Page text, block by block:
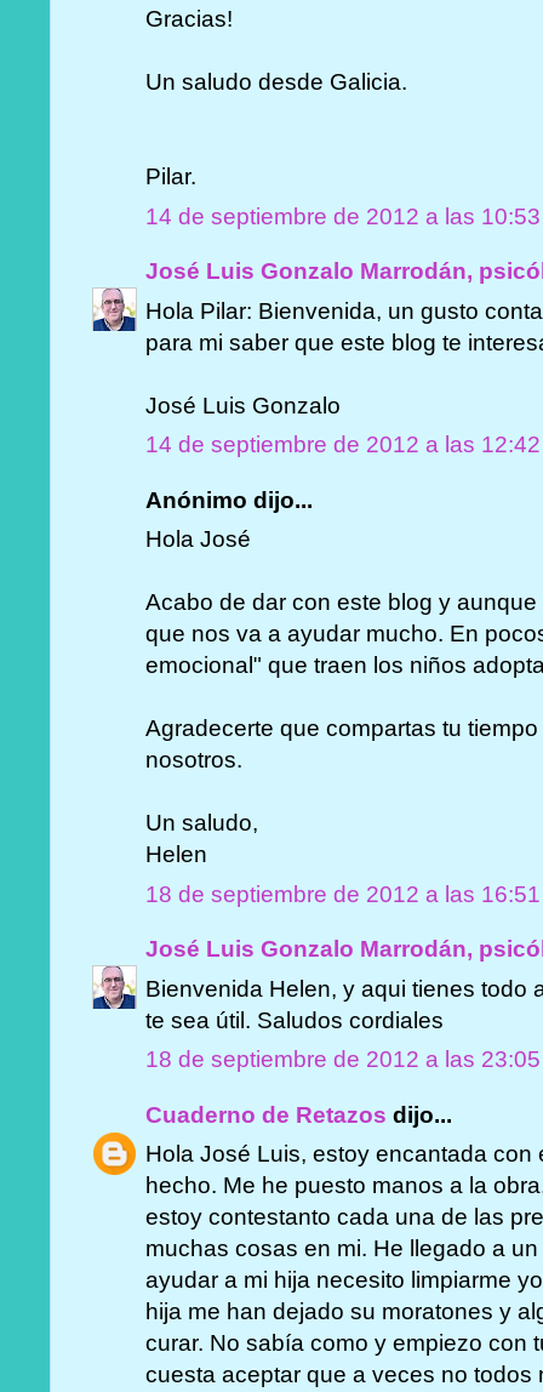
Gracias!
Un saludo desde Galicia.
Pilar.
14 de septiembre de 2012 a las 10:53
José Luis Gonzalo Marrodán,
Hola Pilar: Bienvenida, un gusto
para mi saber que este blog te
José Luis Gonzalo
14 de septiembre de 2012 a las 12:42
Anónimo dijo...
Hola José
Acabo de dar con este blog y
que nos va a ayudar mucho. En
emocional" que traen los niños
Agradecerte que compartas tu
nosotros.
Un saludo,
Helen
18 de septiembre de 2012 a las 16:51
José Luis Gonzalo Marrodán,
Bienvenida Helen, y aqui tienes todo
te sea útil. Saludos cordiales
18 de septiembre de 2012 a las 23:05
Cuaderno de Retazos dijo...
Hola José Luis, estoy encantada con
hecho. Me he puesto manos a la
estoy contestanto cada una de las
muchas cosas en mi. He llegado a
ayudar a mi hija necesito limpiarme
hija me han dejado su moratones y
curar. No sabía como y empiezo con
cuesta aceptar que a veces no